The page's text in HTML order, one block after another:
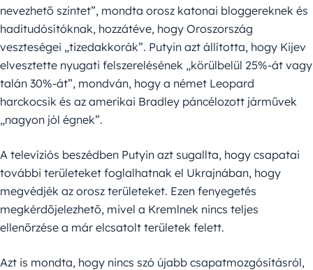
nevezhető szintet”, mondta orosz katonai bloggereknek és
haditudósítóknak, hozzátéve, hogy Oroszország
veszteségei „tizedakkorák”. Putyin azt állította, hogy Kijev
elvesztette nyugati felszerelésének „körülbelül 25%-át vagy
talán 30%-át”, mondván, hogy a német Leopard
harckocsik és az amerikai Bradley páncélozott járművek
„nagyon jól égnek”.
A televíziós beszédben Putyin azt sugallta, hogy csapatai
további területeket foglalhatnak el Ukrajnában, hogy
megvédjék az orosz területeket. Ezen fenyegetés
megkérdőjelezhető, mivel a Kremlnek nincs teljes
ellenőrzése a már elcsatolt területek felett.
Azt is mondta, hogy nincs szó újabb csapatmozgósításról,